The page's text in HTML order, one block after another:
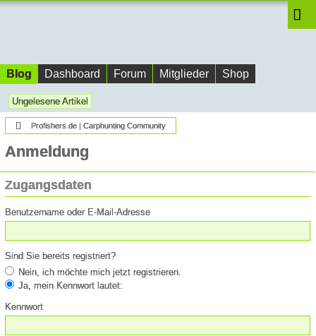
Blog Dashboard Forum Mitglieder Shop
Ungelesene Artikel
Profishers.de | Carphunting Community
Anmeldung
Zugangsdaten
Benutzername oder E-Mail-Adresse
Sind Sie bereits registriert?
Nein, ich möchte mich jetzt registrieren.
Ja, mein Kennwort lautet:
Kennwort